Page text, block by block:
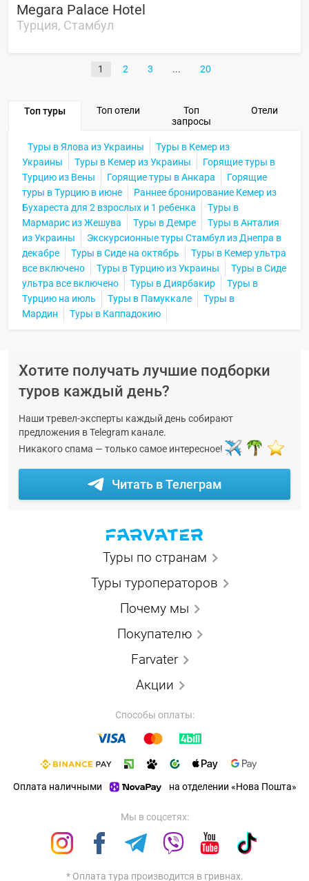
Megara Palace Hotel
Турция, Стамбул
1 2 3 20
Топ туры Топ отели
Топ
запросы
Отели
Туры в Ялова из Украины
Туры в Кемер из
Украины
Туры в Кемер из Украины
Горящие туры в
Турцию из Вены
Горящие туры в Анкара
Горящие
туры в Турцию в июне
Раннее бронирование Кемер из
Бухареста для 2 взрослых и 1 ребенка
Туры в
Мармарис из Жешува
Туры в Демре
Туры в Анталия
из Украины
Экскурсионные туры Стамбул из Днепра в
декабре
Туры в Сиде на октябрь
Туры в Кемер ультра
все включено
Туры в Турцию из Украины
Туры в Сиде
ультра все включено
Туры в Диярбакир
Туры в
Турцию на июль
Туры в Памуккале
Туры в
Мардин
Туры в Каппадокию
Хотите получать лучшие подборки
туров каждый день?
Наши тревел-эксперты каждый день собирают
предложения в Telegram канале.
Никакого спама — только самое интересное!
Читать в Телеграм
Туры по странам
Туры туроператоров
Почему мы
Покупателю
Farvater
Акции
Способы оплаты:
Оплата наличными на отделении «Нова Пошта»
Мы в соцсетях:
* Оплата тура производится в гривнах.